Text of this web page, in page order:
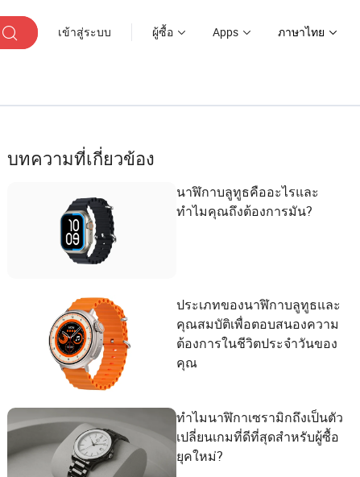
เข้าสู่ระบบ ผู้ซื้อ Apps ภาษาไทย
บทความที่เกี่ยวข้อง
นาฬิกาบลูทูธคืออะไรและ
ทำไมคุณถึงต้องการมัน?
ประเภทของนาฬิกาบลูทูธและ
คุณสมบัติเพื่อตอบสนองความ
ต้องการในชีวิตประจำวันของ
คุณ
ทำไมนาฬิกาเซรามิกถึงเป็นตัว
เปลี่ยนเกมที่ดีที่สุดสำหรับผู้ซื้อ
ยุคใหม่?